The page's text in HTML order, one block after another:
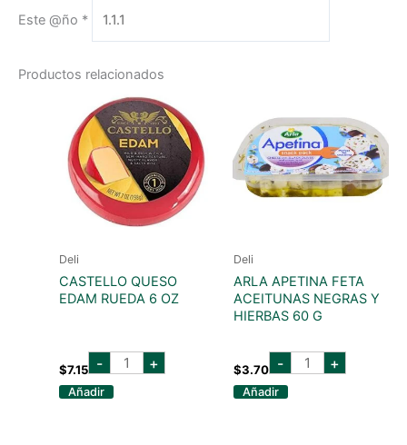
Este @ño *
Productos relacionados
Deli
CASTELLO QUESO
EDAM RUEDA 6 OZ
$7.15 - CASTELLO
QUESO
EDAM
RUEDA
+
Añadir
Deli
ARLA APETINA FETA
ACEITUNAS NEGRAS Y
HIERBAS 60 G
$3.70 - ARLA
APETINA
+
Añadir